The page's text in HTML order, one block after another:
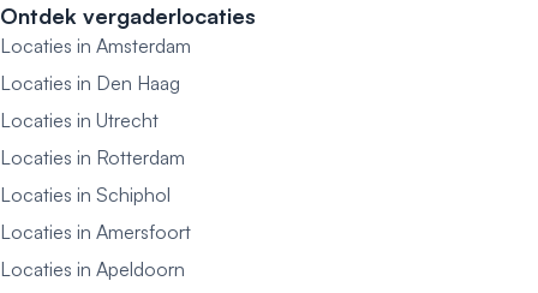
Ontdek vergaderlocaties
Locaties in Amsterdam
Locaties in Den Haag
Locaties in Utrecht
Locaties in Rotterdam
Locaties in Schiphol
Locaties in Amersfoort
Locaties in Apeldoorn